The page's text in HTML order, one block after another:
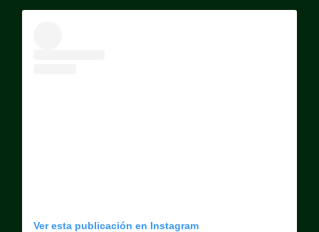
Ver esta publicación en Instagram